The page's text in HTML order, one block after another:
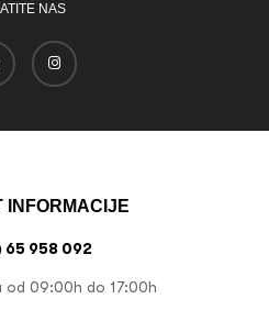
NAS
INFORMACIJE
65 958 092
od 09:00h do 17:00h